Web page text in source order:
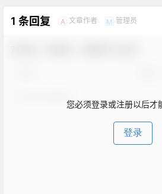
1 条回复 A 文章作者 M 管理员
您必须登录或注册以后才
登录